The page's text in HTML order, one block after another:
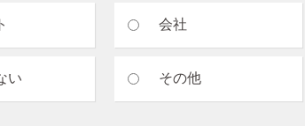
会社
い その他